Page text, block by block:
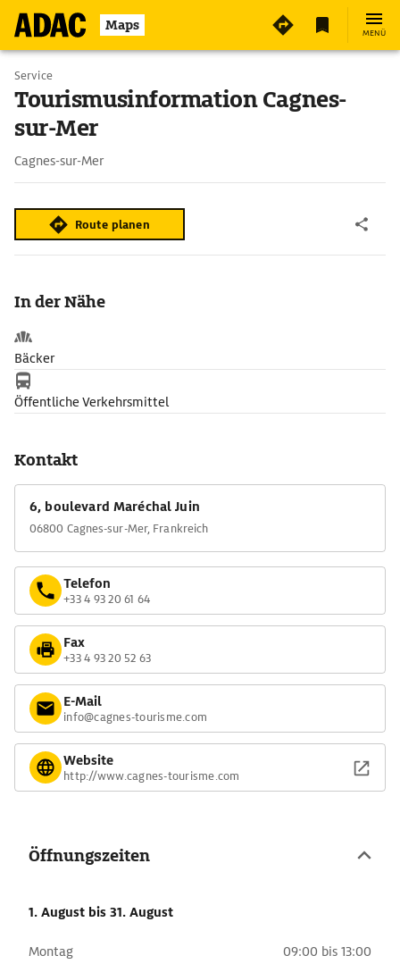
Maps MENÜ
Service
Tourismusinformation Cagnes-
sur-Mer
Cagnes-sur-Mer
Route planen
In der Nähe
Bäcker
Öffentliche Verkehrsmittel
Kontakt
6, boulevard Maréchal Juin
06800 Cagnes-sur-Mer, Frankreich
Telefon
+33 4 93 20 61 64
Fax
+33 4 93 20 52 63
E-Mail
info@cagnes-tourisme.com
Website
http://www.cagnes-tourisme.com
Öffnungszeiten
1. August bis 31. August
Montag
09:00 bis 13:00